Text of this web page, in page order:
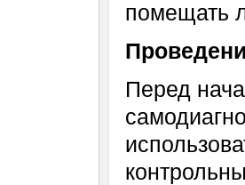
помещать
Перед